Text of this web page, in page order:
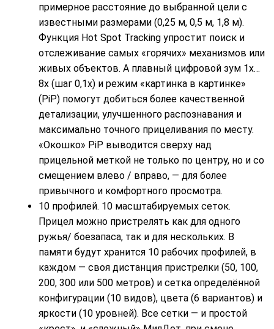
примерное расстояние до выбранной цели с
известными размерами (0,25 м, 0,5 м, 1,8 м).
Функция Hot Spot Tracking упростит поиск и
отслеживание самых «горячих» механизмов или
живых объектов. А плавный цифровой зум 1x…
8x (шаг 0,1x) и режим «картинка в картинке»
(PiP) помогут добиться более качественной
детализации, улучшенного распознавания и
максимально точного прицеливания по месту.
«Окошко» PiP выводится сверху над
прицельной меткой не только по центру, но и со
смещением влево / вправо, — для более
привычного и комфортного просмотра.
10 профилей. 10 масштабируемых сеток.
Прицел можно пристрелять как для одного
ружья/ боезапаса, так и для нескольких. В
памяти будут хранится 10 рабочих профилей, в
каждом — своя дистанция пристрелки (50, 100,
200, 300 или 500 метров) и сетка определённой
конфигурации (10 видов), цвета (6 вариантов) и
яркости (10 уровней). Все сетки — и простой